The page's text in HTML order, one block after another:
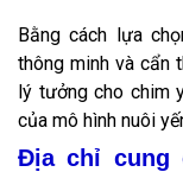
Bằng cách lựa
thông minh và cẩn
lý tưởng cho chim
của mô hình nuôi
Địa chỉ cung